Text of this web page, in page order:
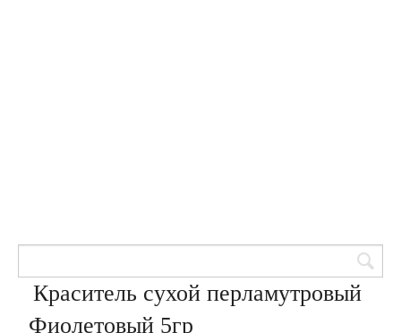
Краситель сухой перламутровый
Фиолетовый 5гр